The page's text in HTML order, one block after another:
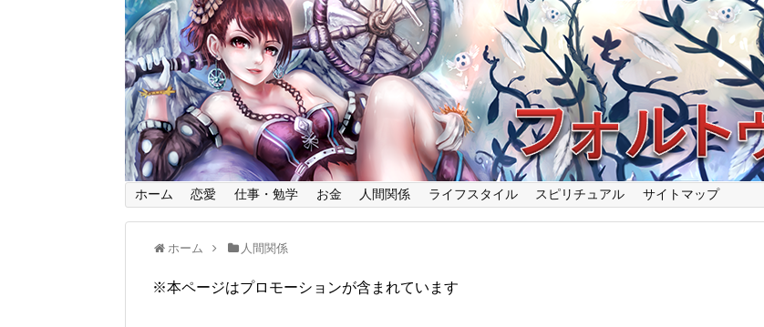
ホーム 恋愛 仕事・勉学 お金 人間関係 ライフスタイル スピリチュアル サイトマップ
ホーム 人間関係
※本ページはプロモーションが含まれています